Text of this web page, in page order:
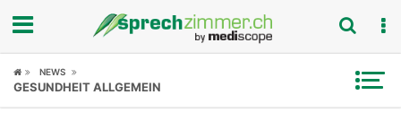
Fokus
NEWS
GESUNDHEIT ALLGEMEIN